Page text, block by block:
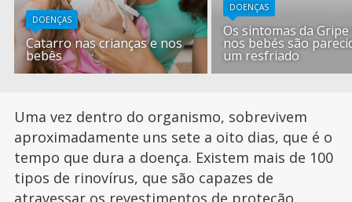
DOENÇAS
Catarro nas crianças e nos
bebês
DOENÇAS
Os sintomas da
nos bebés são
um resfriado
Uma vez dentro do organismo, sobrevivem
aproximadamente uns sete a oito dias, que é o
tempo que dura a doença. Existem mais de 100
tipos de rinovírus, que são capazes de
atravessar os revestimentos de proteção,